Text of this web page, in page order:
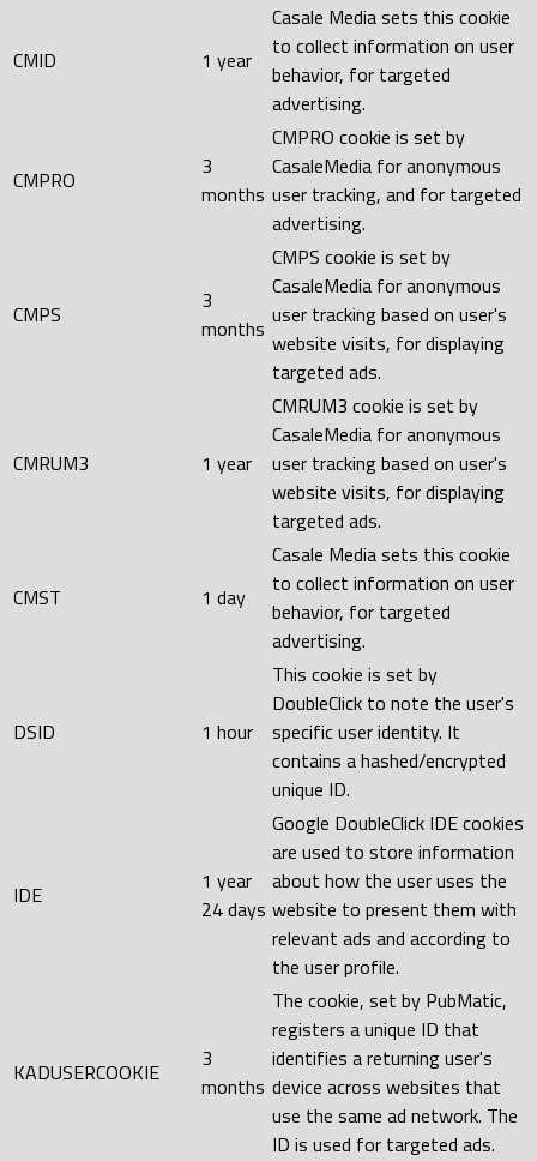
CMID 1 year
Casale Media sets this cookie
to collect information on user
behavior, for targeted
advertising.
CMPRO
3
months
CMPRO cookie is set by
CasaleMedia for anonymous
user tracking, and for targeted
advertising.
CMPS
3
months
CMPS cookie is set by
CasaleMedia for anonymous
user tracking based on user's
website visits, for displaying
targeted ads.
CMRUM3 1 year
CMRUM3 cookie is set by
CasaleMedia for anonymous
user tracking based on user's
website visits, for displaying
targeted ads.
CMST 1 day
Casale Media sets this cookie
to collect information on user
behavior, for targeted
advertising.
DSID 1 hour
This cookie is set by
DoubleClick to note the user's
specific user identity. It
contains a hashed/encrypted
unique ID.
IDE
1 year
24 days
Google DoubleClick IDE cookies
are used to store information
about how the user uses the
website to present them with
relevant ads and according to
the user profile.
KADUSERCOOKIE
3
months
The cookie, set by PubMatic,
registers a unique ID that
identifies a returning user's
device across websites that
use the same ad network. The
ID is used for targeted ads.